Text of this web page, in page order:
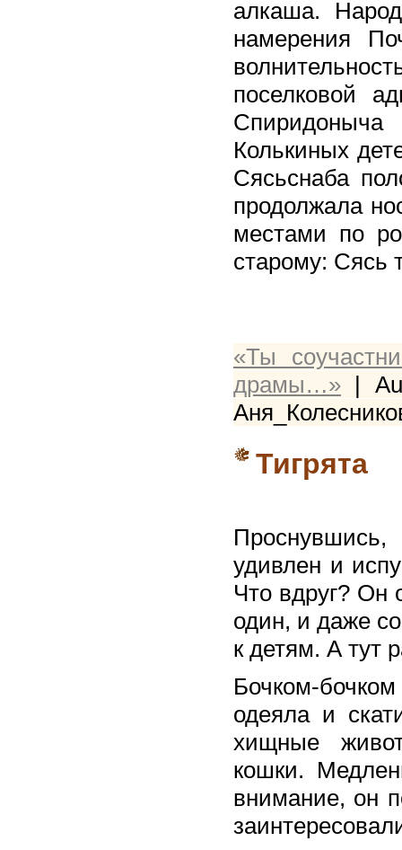
алкаша.
намерения
поселковой
Колькиных
Сясьснаба
продолжала
местами по
старому: Сясь
«Ты
драмы…» |
Тигрята
удивлен и
Что вдруг? Он
один, и даже
к детям. А тут
Бочком-
одеяла и
хищные
кошки.
внимание, он